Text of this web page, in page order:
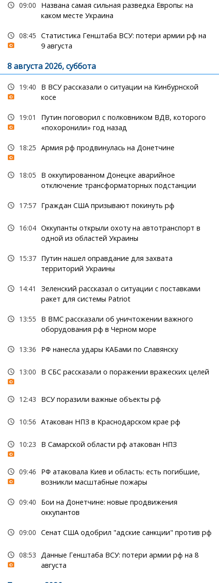
09:00
Названа самая сильная разведка Европы: на
каком месте Украина
08:45 Статистика Генштаба ВСУ: потери армии рф на
9 августа
8 августа 2026, суббота
19:40
В ВСУ рассказали о ситуации на Кинбурнской
косе
19:01
Путин поговорил с полковником ВДВ, которого
«похоронили» год назад
18:25 Армия рф продвинулась на Донетчине
18:05
В оккупированном Донецке аварийное
отключение трансформаторных подстанции
17:57 Граждан США призывают покинуть рф
16:04 Оккупанты открыли охоту на автотранспорт в
одной из областей Украины
15:37 Путин нашел оправдание для захвата
территорий Украины
14:41
Зеленский рассказал о ситуации с поставками
ракет для системы Patriot
13:55
В ВМС рассказали об уничтожении важного
оборудования рф в Черном море
13:36 РФ нанесла удары КАБами по Славянску
13:00 В СБС рассказали о поражении вражеских целей
12:43 ВСУ поразили важные объекты рф
10:56 Атакован НПЗ в Краснодарском крае рф
10:23 В Самарской области рф атакован НПЗ
09:46
РФ атаковала Киев и область: есть погибшие,
возникли масштабные пожары
09:40
Бои на Донетчине: новые продвижения
оккупантов
09:00 Сенат США одобрил "адские санкции" против рф
08:53 Данные Генштаба ВСУ: потери армии рф на 8
августа